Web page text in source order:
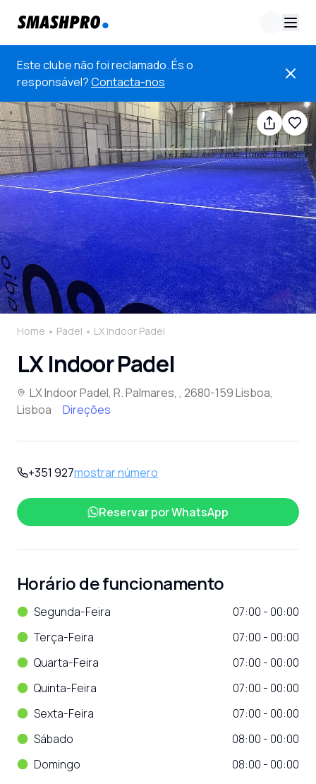
Este clube não foi reclamado. És o
responsável?Contacta-nos
Home Padel LX Indoor Padel
LX Indoor Padel
LX Indoor Padel, R. Palmares, , 2680-159 Lisboa,
Lisboa
Direções
+351 927mostrar número
Reservar porWhatsApp
Horário de funcionamento
Segunda-Feira
07:00 - 00:00
Terça-Feira
07:00 - 00:00
Quarta-Feira
07:00 - 00:00
Quinta-Feira
07:00 - 00:00
Sexta-Feira
07:00 - 00:00
Sábado
08:00 - 00:00
Domingo
08:00 - 00:00